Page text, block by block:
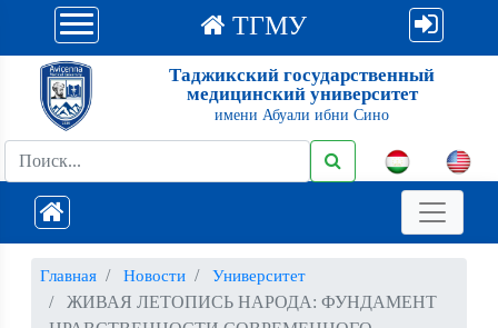
ТГМУ
Таджикский государственный
медицинский университет
имени Абуали ибни Сино
Главная Новости Университет
ЖИВАЯ ЛЕТОПИСЬ НАРОДА: ФУНДАМЕНТ